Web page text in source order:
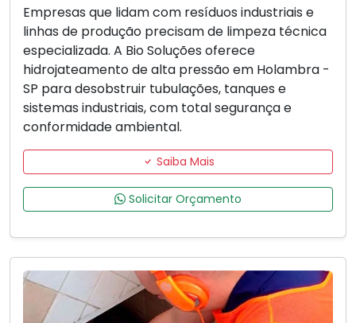
Empresas que lidam com resíduos industriais e
linhas de produção precisam de limpeza técnica
especializada. A Bio Soluções oferece
hidrojateamento de alta pressão em Holambra -
SP para desobstruir tubulações, tanques e
sistemas industriais, com total segurança e
conformidade ambiental.
Saiba Mais
Solicitar Orçamento